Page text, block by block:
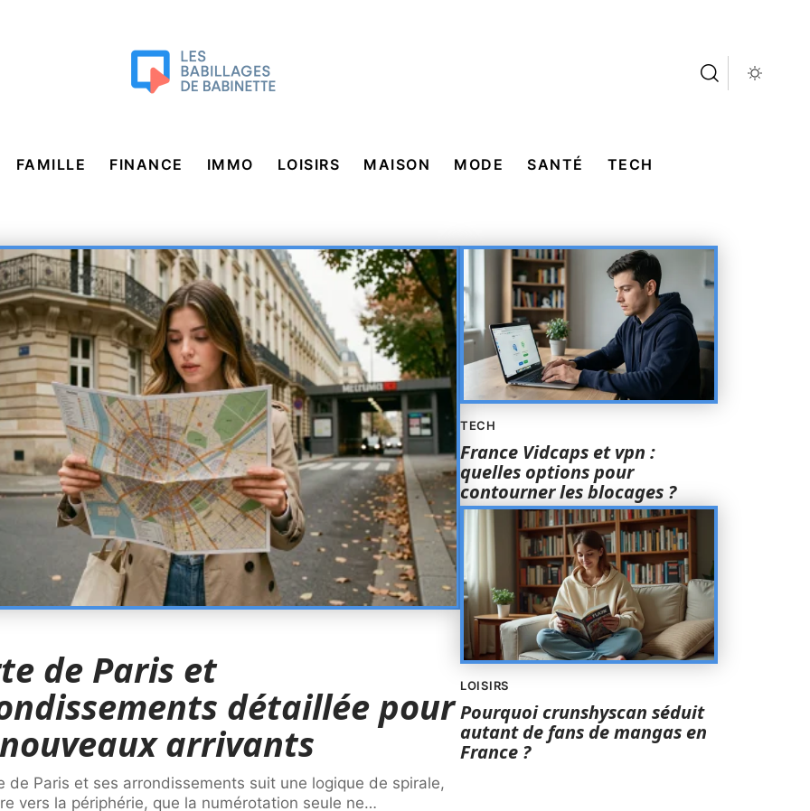
FAMILLE FINANCE IMMO LOISIRS MAISON MODE SANTÉ TECH
de Paris et
détaillée pour
arrivants
de Paris et ses arrondissements suit une logique de spirale,
vers la périphérie, que la numérotation seule ne…
TECH
France Vidcaps et vpn :
quelles options pour
contourner les blocages ?
LOISIRS
Pourquoi crunshyscan séduit
autant de fans de mangas en
France ?